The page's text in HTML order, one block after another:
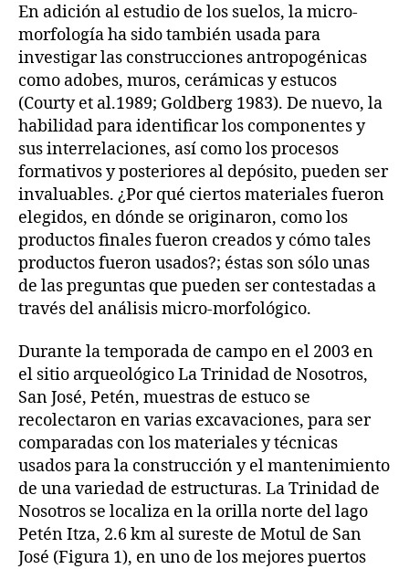
En adición al estudio de los suelos, la micro-
morfología ha sido también usada para
investigar las construcciones antropogénicas
como adobes, muros, cerámicas y estucos
(Courty et al.1989; Goldberg 1983). De nuevo, la
habilidad para identificar los componentes y
sus interrelaciones, así como los procesos
formativos y posteriores al depósito, pueden ser
invaluables. ¿Por qué ciertos materiales fueron
elegidos, en dónde se originaron, como los
productos finales fueron creados y cómo tales
productos fueron usados?; éstas son sólo unas
de las preguntas que pueden ser contestadas a
través del análisis micro-morfológico.
Durante la temporada de campo en el 2003 en
el sitio arqueológico La Trinidad de Nosotros,
San José, Petén, muestras de estuco se
recolectaron en varias excavaciones, para ser
comparadas con los materiales y técnicas
usados para la construcción y el mantenimiento
de una variedad de estructuras. La Trinidad de
Nosotros se localiza en la orilla norte del lago
Petén Itza, 2.6 km al sureste de Motul de San
José (Figura 1), en uno de los mejores puertos